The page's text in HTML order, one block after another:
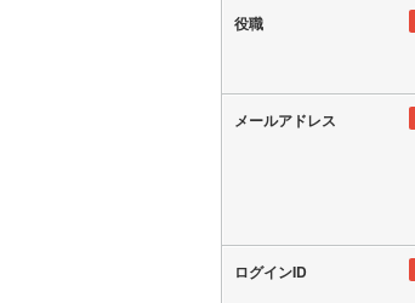
役職
メールアドレス
ログインID